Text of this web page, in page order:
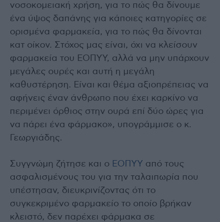
νοσοκομειακή χρήση, για το πώς θα δίνουμε
ένα ύψος δαπάνης για κάποιες κατηγορίες σε
ορισμένα φαρμακεία, για το πώς θα δίνονται
κατ οίκον. Στόχος μας είναι, όχι να κλείσουν
φαρμακεία του ΕΟΠΥΥ, αλλά να μην υπάρχουν
μεγάλες ουρές και αυτή η μεγάλη
καθυστέρηση. Είναι και θέμα αξιοπρέπειας να
αφήνεις έναν άνθρωπο που έχει καρκίνο να
περιμένει όρθιος στην ουρά επί δύο ώρες για
να πάρει ένα φάρμακο», υπογράμμισε ο κ.
Γεωργιάδης.
Συγγνώμη ζήτησε και ο ΕΟΠΥΥ από τους
ασφαλισμένους του για την ταλαιπωρία που
υπέστησαν, διευκρινίζοντας ότι το
συγκεκριμένο φαρμακείο το οποίο βρήκαν
κλειστό, δεν παρέχει φάρμακα σε